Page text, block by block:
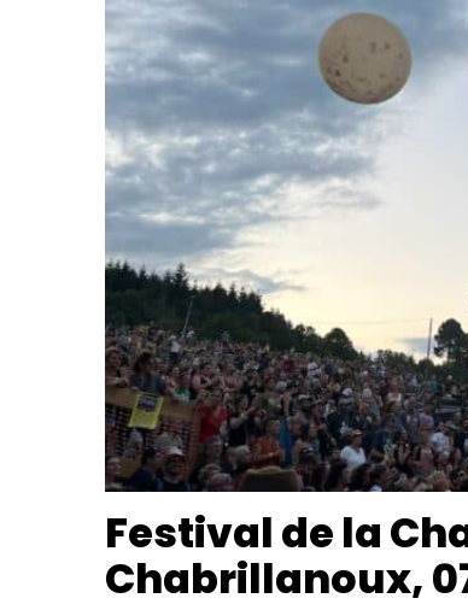
Festival de la
Chabrillanoux,